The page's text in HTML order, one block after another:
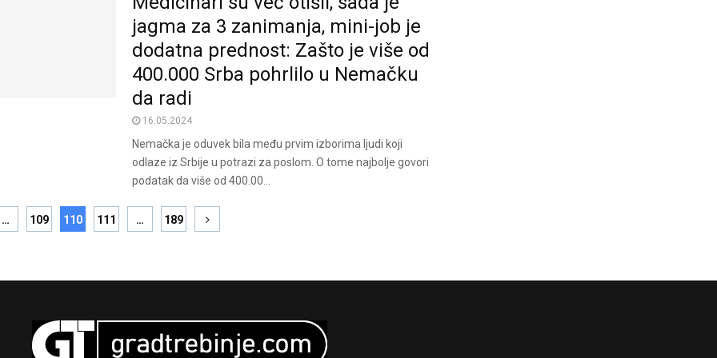
jagma za 3 zanimanja, mini-job je
dodatna prednost: Zašto je više od
400.000 Srba pohrlilo u Nemačku
da radi
16.05.2024
Nemačka je oduvek bila među prvim izborima ljudi koji
odlaze iz Srbije u potrazi za poslom. O tome najbolje govori
podatak da više od 400.00...
… 109 110 111 … 189